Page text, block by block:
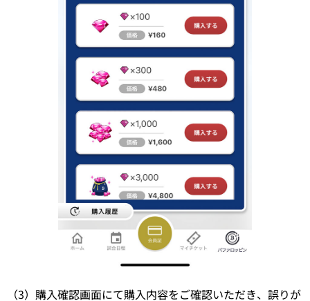
（3）購入確認画面にて購入内容をご確認いただき、誤りが